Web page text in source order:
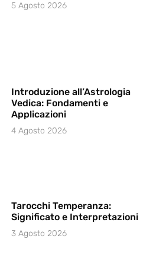
5 Agosto 2026
Introduzione all’Astrologia
Vedica: Fondamenti e
Applicazioni
4 Agosto 2026
Tarocchi Temperanza:
Significato e Interpretazioni
3 Agosto 2026